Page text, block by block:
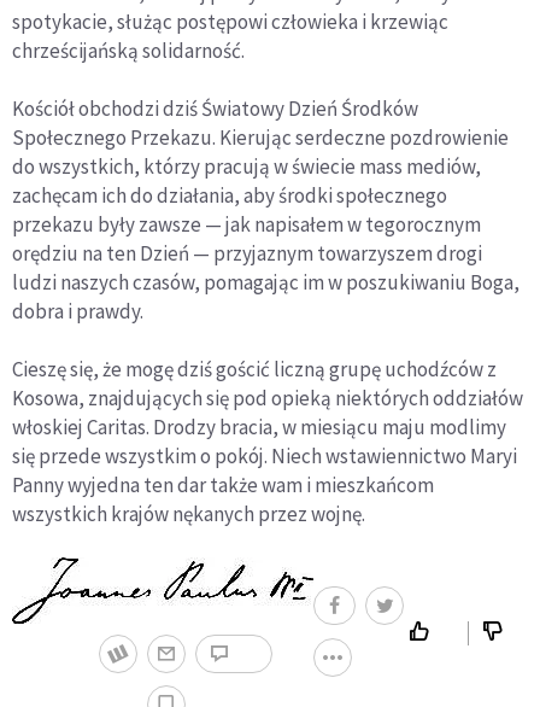
spotykacie, służąc postępowi człowieka i krzewiąc
chrześcijańską solidarność.
Kościół obchodzi dziś Światowy Dzień Środków
Społecznego Przekazu. Kierując serdeczne pozdrowienie
do wszystkich, którzy pracują w świecie mass mediów,
zachęcam ich do działania, aby środki społecznego
przekazu były zawsze — jak napisałem w tegorocznym
orędziu na ten Dzień — przyjaznym towarzyszem drogi
ludzi naszych czasów, pomagając im w poszukiwaniu Boga,
dobra i prawdy.
Cieszę się, że mogę dziś gościć liczną grupę uchodźców z
Kosowa, znajdujących się pod opieką niektórych oddziałów
włoskiej Caritas. Drodzy bracia, w miesiącu maju modlimy
się przede wszystkim o pokój. Niech wstawiennictwo Maryi
Panny wyjedna ten dar także wam i mieszkańcom
wszystkich krajów nękanych przez wojnę.